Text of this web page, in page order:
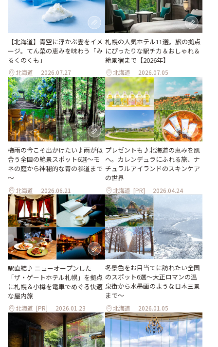
【北海道】青空に浮かぶ雲をイメ
ージ。てん菜の恵みを味わう「み
るくのくも」
北海道 2026.07.27
札幌の人気ホテル11選。旅の拠点
にぴったりな駅チカ＆おしゃれ＆
絶景宿まで【2026年】
北海道 2026.07.05
梅雨の今こそ出かけたい♪雨が似
合う全国の絶景スポット6選～モ
ネの庭から神秘的な青の参道まで
～
北海道 2026.06.21
プレゼントも♪北海道の恵みを肌
へ。カレンデュラにふれる旅、ナ
チュラルアイランドのスキンケア
の世界
北海道 [PR] 2026.04.24
駅直結♪ ニューオープンした
「ザ・ゲートホテル札幌」を拠点
に札幌＆小樽を電車でめぐる快適
な屋内旅
北海道 [PR] 2026.01.23
冬景色をお目当てに訪れたい全国
のスポット6選〜大正ロマンの温
泉街から水墨画のような日本三景
まで〜
北海道 2026.01.05